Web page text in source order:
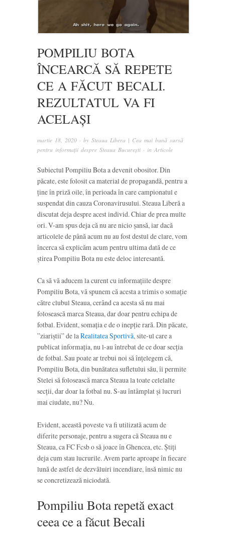
POMPILIU BOTA
ÎNCEARCĂ SĂ REPETE
CE A FĂCUT BECALI.
REZULTATUL VA FI
ACELAȘI
martie 18, 2020 · by Steaua Libera | Cea mai bună sursă
pentru informații despre Steaua București · in Articole
Subiectul Pompiliu Bota a devenit obositor. Din
păcate, este folosit ca material de propagandă, pentru a
ține în priză oile, în perioada în care campionatul e
suspendat din cauza Coronavirusului. Steaua Liberă a
discutat deja despre acest individ. Chiar de prea multe
ori. V-am spus deja că nu are nicio șansă, iar dacă
articolele de până acum nu au fost destul de clare, vom
încerca să explicăm acum pentru ultima dată de ce
știrea Pompiliu Bota nu este deloc interesantă.
Ca să vă aducem la curent cu informațiile despre
Pompiliu Bota, vă spunem că acesta a trimis o somație
către clubul Steaua, cerând ca acesta să nu mai
folosească marca Steaua, dar doar pentru echipa de
fotbal. Evident, somația e de o inepție rară. Din păcate,
”ziariștii” de laRealitatea Sportivă, site-ul care a
publicat informația, nu l-au întrebat de ce doar secția
de fotbal. Sau poate ar trebui noi să înțelegem că,
Pompiliu Bota, din bunătatea sufletului său, îi permite
Stelei să folosească marca Steaua la toate celelalte
secții, dar doar la fotbal nu. S-au întâmplat și lucruri
mai ciudate, nu? Nu.
Evident, această poveste va fi utilizată acum de
diferite personaje, pentru a sugera că Steaua nu e
Steaua, ca FC Fcsb o să joace în Ghencea, etc. Știți
deja cum stau lucrurile. Avem parte aproape în fiecare
lună de astfel de dezvăluiri incendiare, însă nimic nu
se concretizează niciodată.
Pompiliu Bota repetă exact
ceea ce a făcut Becali